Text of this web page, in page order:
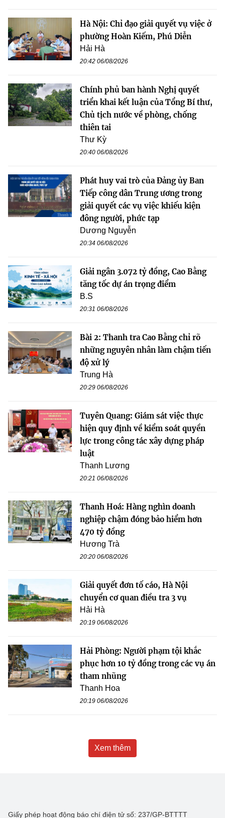
Hà Nội: Chỉ đạo giải quyết vụ việc ở
phường Hoàn Kiếm, Phú Diễn
Hải Hà
20:42 06/08/2026
Chính phủ ban hành Nghị quyết
triển khai kết luận của Tổng Bí thư,
Chủ tịch nước về phòng, chống
thiên tai
Thư Kỳ
20:40 06/08/2026
Phát huy vai trò của Đảng ủy Ban
Tiếp công dân Trung ương trong
giải quyết các vụ việc khiếu kiện
đông người, phức tạp
Dương Nguyễn
20:34 06/08/2026
Giải ngân 3.072 tỷ đồng, Cao Bằng
tăng tốc dự án trọng điểm
B.S
20:31 06/08/2026
Bài 2: Thanh tra Cao Bằng chỉ rõ
những nguyên nhân làm chậm tiến
độ xử lý
Trung Hà
20:29 06/08/2026
Tuyên Quang: Giám sát việc thực
hiện quy định về kiểm soát quyền
lực trong công tác xây dựng pháp
luật
Thanh Lương
20:21 06/08/2026
Thanh Hoá: Hàng nghìn doanh
nghiệp chậm đóng bảo hiểm hơn
470 tỷ đồng
Hương Trà
20:20 06/08/2026
Giải quyết đơn tố cáo, Hà Nội
chuyển cơ quan điều tra 3 vụ
Hải Hà
20:19 06/08/2026
Hải Phòng: Người phạm tội khắc
phục hơn 10 tỷ đồng trong các vụ án
tham nhũng
Thanh Hoa
20:19 06/08/2026
Xem thêm
Giấy phép hoạt động báo chí điện tử số: 237/GP-BTTTT